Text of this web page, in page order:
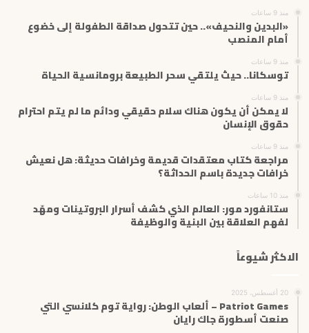
ر
منذ 9 ساعات
«البدين والنحيف».. حين تتحول صداقة الطفولة إلى خضوع
أمام المنصب
منذ 9 ساعات
توسكانا.. حيث يلتقي سحر الطبيعة برومانسية الحياة
منذ 9 ساعات
لا يمكن أن يكون هناك سلام حقيقي ودائم ما لم يتم احترام
حقوق الإنسان
منذ 9 ساعات
مراجعة كتاب معتقدات قديمة وخرافات حديثة: هل نعيش
خرافات جديدة باسم الحداثة؟
منذ 10 ساعات
ستانفورد مور: العالم الذي كشف أسرار البروتينات ومهّد
لفهم العلاقة بين البنية والوظيفة
الاكثر شيوعاً
20 أغسطس، 2025
Patriot Games – ألعاب الوطن: رواية توم كلانسي التي
صنعت أسطورة جاك رايان